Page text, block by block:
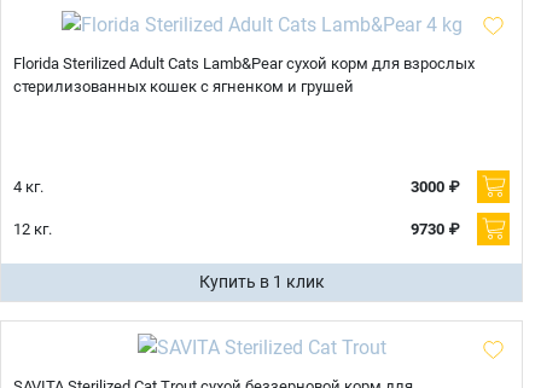
Florida Sterilized Adult Cats Lamb&Pear сухой корм для взрослых
стерилизованных кошек с ягненком и грушей
4 кг. 3000 ₽
12 кг. 9730 ₽
Купить в 1 клик